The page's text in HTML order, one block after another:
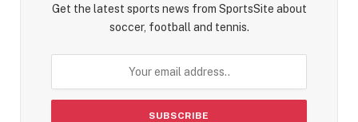
Get the latest sports news from SportsSite about
soccer, football and tennis.